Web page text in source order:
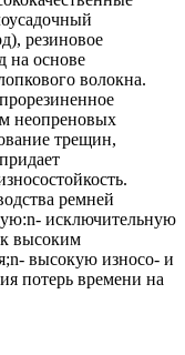
резиновое
на основе
волокна.
неопреновых
трещин,
ремней
исключительную
к высоким
высокую износо- и
потерь времени на